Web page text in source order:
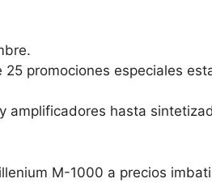
promociones especiales
amplificadores hasta
M-1000 a precios